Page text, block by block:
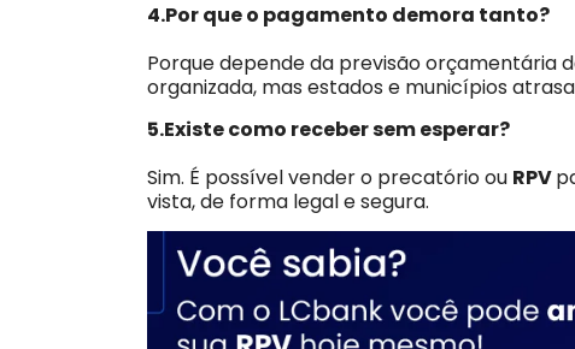
4.Por que o pagamento demora tanto?
Porque depende da previsão orçamentária
organizada, mas estados e municípios
5.Existe como receber sem esperar?
Sim. É possível vender o precatório ou RPV
vista, de forma legal e segura.